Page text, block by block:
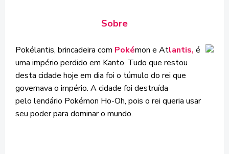
Sobre
Pokélantis, brincadeira com Pokémon e Atlantis, é
uma império perdido em Kanto. Tudo que restou
desta cidade hoje em dia foi o túmulo do rei que
governava o império. A cidade foi destruída
pelo lendário Pokémon Ho-Oh, pois o rei queria usar
seu poder para dominar o mundo.